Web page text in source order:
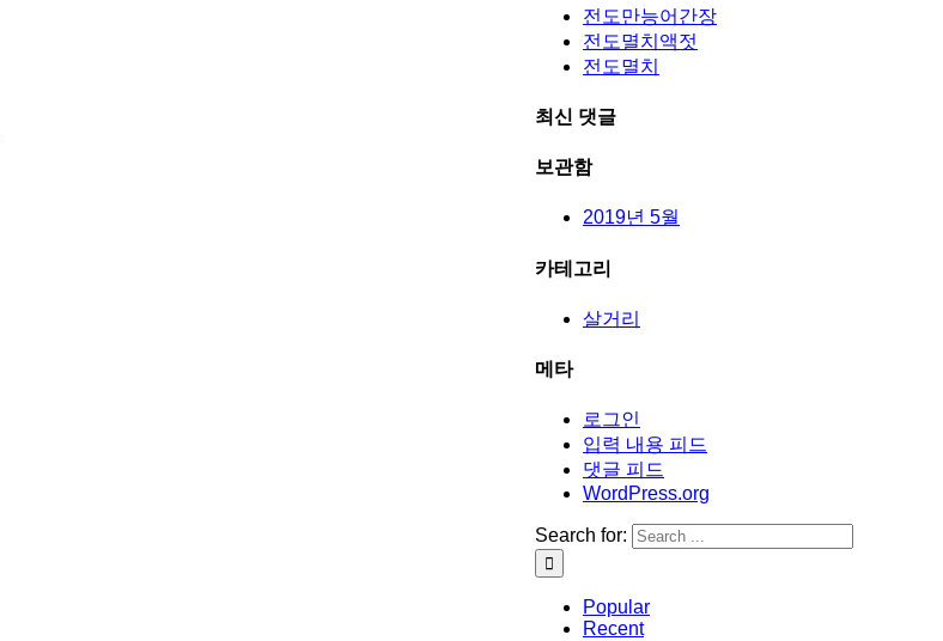
전도만능어간장
전도멸치액젓
전도멸치
최신 댓글
보관함
2019년 5월
카테고리
살거리
메타
로그인
입력 내용 피드
댓글 피드
WordPress.org
Search for:
Popular
Recent